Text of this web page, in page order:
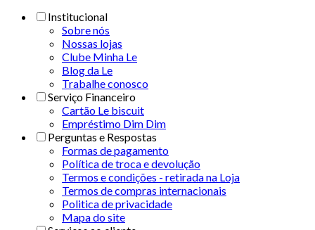
Institucional
Sobre nós
Nossas lojas
Clube Minha Le
Blog da Le
Trabalhe conosco
Serviço Financeiro
Cartão Le biscuit
Empréstimo Dim Dim
Perguntas e Respostas
Formas de pagamento
Política de troca e devolução
Termos e condições - retirada na Loja
Termos de compras internacionais
Politica de privacidade
Mapa do site